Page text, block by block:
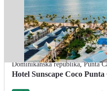
Dominikánská republika,Punta
Hotel Sunscape Coco Punta